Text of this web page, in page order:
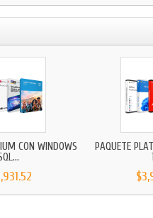
CON WINDOWS
PAQUETE